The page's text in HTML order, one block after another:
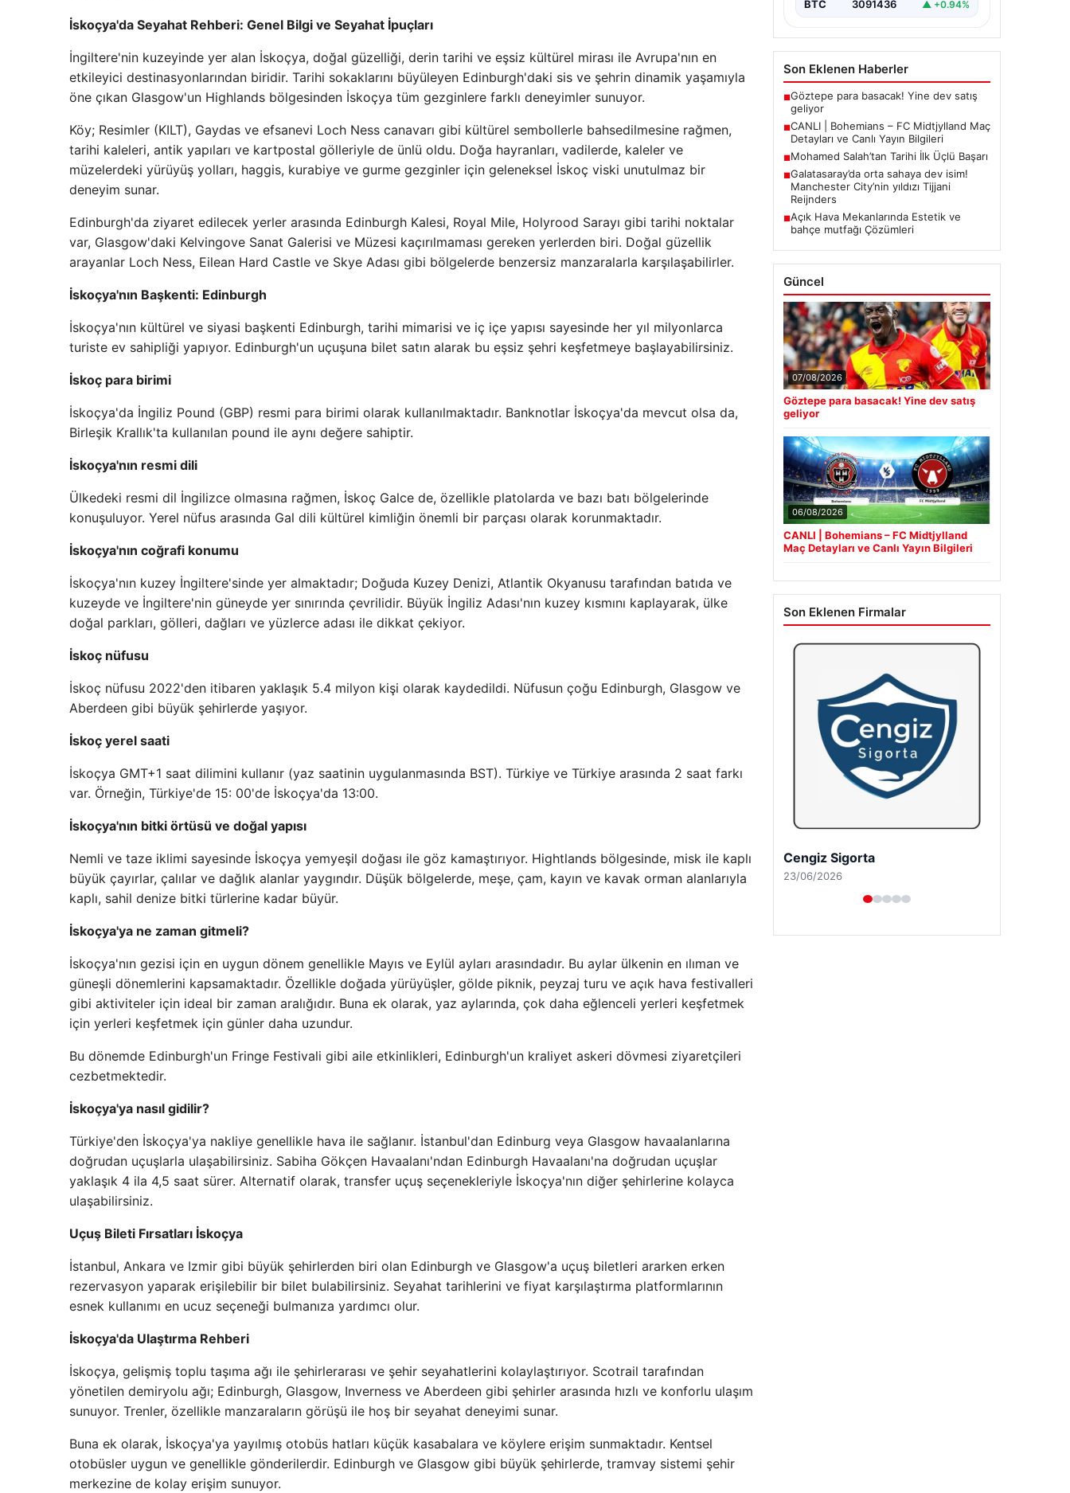
İskoçya'da Seyahat Rehberi: Genel Bilgi ve Seyahat İpuçları
İngiltere'nin kuzeyinde yer alan İskoçya, doğal güzelliği, derin tarihi ve eşsiz kültürel mirası ile Avrupa'nın en
etkileyici destinasyonlarından biridir. Tarihi sokaklarını büyüleyen Edinburgh'daki sis ve şehrin dinamik yaşamıyla
öne çıkan Glasgow'un Highlands bölgesinden İskoçya tüm gezginlere farklı deneyimler sunuyor.
Köy; Resimler (KILT), Gaydas ve efsanevi Loch Ness canavarı gibi kültürel sembollerle bahsedilmesine rağmen,
tarihi kaleleri, antik yapıları ve kartpostal gölleriyle de ünlü oldu. Doğa hayranları, vadilerde, kaleler ve
müzelerdeki yürüyüş yolları, haggis, kurabiye ve gurme gezginler için geleneksel İskoç viski unutulmaz bir
deneyim sunar.
Edinburgh'da ziyaret edilecek yerler arasında Edinburgh Kalesi, Royal Mile, Holyrood Sarayı gibi tarihi noktalar
var, Glasgow'daki Kelvingove Sanat Galerisi ve Müzesi kaçırılmaması gereken yerlerden biri. Doğal güzellik
arayanlar Loch Ness, Eilean Hard Castle ve Skye Adası gibi bölgelerde benzersiz manzaralarla karşılaşabilirler.
İskoçya'nın Başkenti: Edinburgh
İskoçya'nın kültürel ve siyasi başkenti Edinburgh, tarihi mimarisi ve iç içe yapısı sayesinde her yıl milyonlarca
turiste ev sahipliği yapıyor. Edinburgh'un uçuşuna bilet satın alarak bu eşsiz şehri keşfetmeye başlayabilirsiniz.
İskoç para birimi
İskoçya'da İngiliz Pound (GBP) resmi para birimi olarak kullanılmaktadır. Banknotlar İskoçya'da mevcut olsa da,
Birleşik Krallık'ta kullanılan pound ile aynı değere sahiptir.
İskoçya'nın resmi dili
Ülkedeki resmi dil İngilizce olmasına rağmen, İskoç Galce de, özellikle platolarda ve bazı batı bölgelerinde
konuşuluyor. Yerel nüfus arasında Gal dili kültürel kimliğin önemli bir parçası olarak korunmaktadır.
İskoçya'nın coğrafi konumu
İskoçya'nın kuzey İngiltere'sinde yer almaktadır; Doğuda Kuzey Denizi, Atlantik Okyanusu tarafından batıda ve
kuzeyde ve İngiltere'nin güneyde yer sınırında çevrilidir. Büyük İngiliz Adası'nın kuzey kısmını kaplayarak, ülke
doğal parkları, gölleri, dağları ve yüzlerce adası ile dikkat çekiyor.
İskoç nüfusu
İskoç nüfusu 2022'den itibaren yaklaşık 5.4 milyon kişi olarak kaydedildi. Nüfusun çoğu Edinburgh, Glasgow ve
Aberdeen gibi büyük şehirlerde yaşıyor.
İskoç yerel saati
İskoçya GMT+1 saat dilimini kullanır (yaz saatinin uygulanmasında BST). Türkiye ve Türkiye arasında 2 saat farkı
var. Örneğin, Türkiye'de 15: 00'de İskoçya'da 13:00.
İskoçya'nın bitki örtüsü ve doğal yapısı
Nemli ve taze iklimi sayesinde İskoçya yemyeşil doğası ile göz kamaştırıyor. Hightlands bölgesinde, misk ile kaplı
büyük çayırlar, çalılar ve dağlık alanlar yaygındır. Düşük bölgelerde, meşe, çam, kayın ve kavak orman alanlarıyla
kaplı, sahil denize bitki türlerine kadar büyür.
İskoçya'ya ne zaman gitmeli?
İskoçya'nın gezisi için en uygun dönem genellikle Mayıs ve Eylül ayları arasındadır. Bu aylar ülkenin en ılıman ve
güneşli dönemlerini kapsamaktadır. Özellikle doğada yürüyüşler, gölde piknik, peyzaj turu ve açık hava festivalleri
gibi aktiviteler için ideal bir zaman aralığıdır. Buna ek olarak, yaz aylarında, çok daha eğlenceli yerleri keşfetmek
için yerleri keşfetmek için günler daha uzundur.
Bu dönemde Edinburgh'un Fringe Festivali gibi aile etkinlikleri, Edinburgh'un kraliyet askeri dövmesi ziyaretçileri
cezbetmektedir.
İskoçya'ya nasıl gidilir?
Türkiye'den İskoçya'ya nakliye genellikle hava ile sağlanır. İstanbul'dan Edinburg veya Glasgow havaalanlarına
doğrudan uçuşlarla ulaşabilirsiniz. Sabiha Gökçen Havaalanı'ndan Edinburgh Havaalanı'na doğrudan uçuşlar
yaklaşık 4 ila 4,5 saat sürer. Alternatif olarak, transfer uçuş seçenekleriyle İskoçya'nın diğer şehirlerine kolayca
ulaşabilirsiniz.
Uçuş Bileti Fırsatları İskoçya
İstanbul, Ankara ve Izmir gibi büyük şehirlerden biri olan Edinburgh ve Glasgow'a uçuş biletleri ararken erken
rezervasyon yaparak erişilebilir bir bilet bulabilirsiniz. Seyahat tarihlerini ve fiyat karşılaştırma platformlarının
esnek kullanımı en ucuz seçeneği bulmanıza yardımcı olur.
İskoçya'da Ulaştırma Rehberi
İskoçya, gelişmiş toplu taşıma ağı ile şehirlerarası ve şehir seyahatlerini kolaylaştırıyor. Scotrail tarafından
yönetilen demiryolu ağı; Edinburgh, Glasgow, Inverness ve Aberdeen gibi şehirler arasında hızlı ve konforlu ulaşım
sunuyor. Trenler, özellikle manzaraların görüşü ile hoş bir seyahat deneyimi sunar.
Buna ek olarak, İskoçya'ya yayılmış otobüs hatları küçük kasabalara ve köylere erişim sunmaktadır. Kentsel
otobüsler uygun ve genellikle gönderilerdir. Edinburgh ve Glasgow gibi büyük şehirlerde, tramvay sistemi şehir
merkezine de kolay erişim sunuyor.
BTC 3091436 ▲ +0.94%
Son Eklenen Haberler
■Göztepe para basacak! Yine dev satış
geliyor
■CANLI | Bohemians – FC Midtjylland Maç
Detayları ve Canlı Yayın Bilgileri
■Mohamed Salah’tan Tarihi İlk Üçlü Başarı
■Galatasaray’da orta sahaya dev isim!
Manchester City’nin yıldızı Tijjani
Reijnders
■Açık Hava Mekanlarında Estetik ve
bahçe mutfağı Çözümleri
Güncel
07/08/2026
Göztepe para basacak! Yine dev satış
geliyor
06/08/2026
CANLI | Bohemians – FC Midtjylland
Maç Detayları ve Canlı Yayın Bilgileri
Son Eklenen Firmalar
Hastaş Beton
26/05/2026